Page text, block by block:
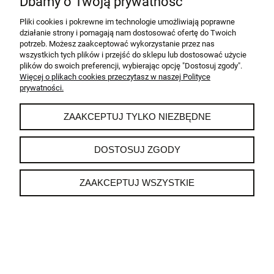
MOJE KONTO
ZAKUPY
O NAS
BellaCasa.co sp. z o.o.
Polska
Tel.: +48 68 374-55-17
Pliki cookies i pokrewne im technologie umożliwiają poprawne
działanie strony i pomagają nam dostosować ofertę do Twoich
potrzeb. Możesz zaakceptować wykorzystanie przez nas
wszystkich tych plików i przejść do sklepu lub dostosować użycie
plików do swoich preferencji, wybierając opcję "Dostosuj zgody".
Więcej o plikach cookies przeczytasz w naszej Polityce
prywatności.
ZAAKCEPTUJ TYLKO NIEZBĘDNE
DOSTOSUJ ZGODY
ZAAKCEPTUJ WSZYSTKIE